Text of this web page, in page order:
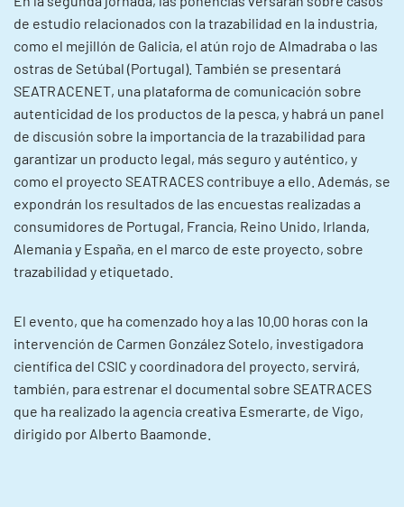
de estudio relacionados con la trazabilidad en la industria,
como el mejillón de Galicia, el atún rojo de Almadraba o las
ostras de Setúbal (Portugal). También se presentará
SEATRACENET, una plataforma de comunicación sobre
autenticidad de los productos de la pesca, y habrá un panel
de discusión sobre la importancia de la trazabilidad para
garantizar un producto legal, más seguro y auténtico, y
como el proyecto SEATRACES contribuye a ello. Además, se
expondrán los resultados de las encuestas realizadas a
consumidores de Portugal, Francia, Reino Unido, Irlanda,
Alemania y España, en el marco de este proyecto, sobre
trazabilidad y etiquetado.
El evento, que ha comenzado hoy a las 10.00 horas con la
intervención de Carmen González Sotelo, investigadora
científica del CSIC y coordinadora del proyecto, servirá,
también, para estrenar el documental sobre SEATRACES
que ha realizado la agencia creativa Esmerarte, de Vigo,
dirigido por Alberto Baamonde.